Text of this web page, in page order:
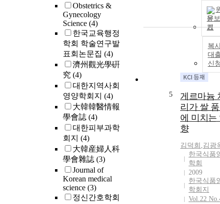
Obstetrics &
Gynecology
Science (4)
한국교육행정
학회 학술연구발
표회논문집 (4)
濟州觀光學硏
究 (4)
대한지역사회
영양학회지 (4)
大韓韓醫情報
學會誌 (4)
대한피부과학
회지 (4)
大韓産婦人科
學會雜誌 (3)
Journal of
Korean medical
science (3)
정신간호학회
문보
기
복
대
신
5
게르마늄
리가 쌀
에 미치는
향
김덕희 ,김광
한국식품
학회
2009
한국식품
학회지
Vol.22